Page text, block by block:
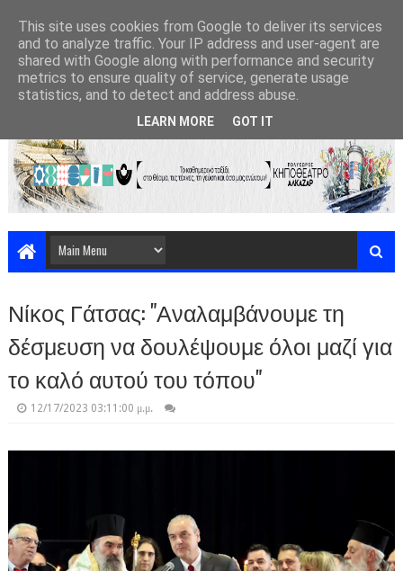
Νίκος Γάτσας: "Αναλαμβάνουμε τη
δέσμευση να δουλέψουμε όλοι μαζί για
το καλό αυτού του τόπου"
12/17/2023 03:11:00 μ.μ.
This site uses cookies from Google to deliver its services
and to analyze traffic. Your IP address and user-agent are
shared with Google along with performance and security
metrics to ensure quality of service, generate usage
statistics, and to detect and address abuse.
LEARN MORE GOT IT